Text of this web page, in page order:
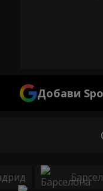
Добави